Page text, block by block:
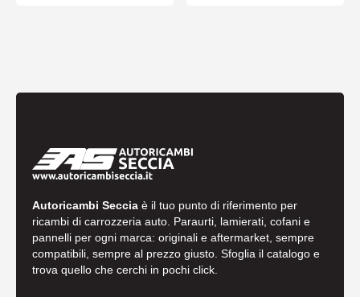
Autoricambi Seccia è il tuo punto di riferimento per
ricambi di carrozzeria auto. Paraurti, lamierati, cofani e
pannelli per ogni marca: originali e aftermarket, sempre
compatibili, sempre al prezzo giusto. Sfoglia il catalogo e
trova quello che cerchi in pochi click.